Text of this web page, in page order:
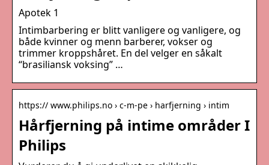
Apotek 1
Intimbarbering er blitt vanligere og vanligere, og
både kvinner og menn barberer, vokser og
trimmer kroppshåret. En del velger en såkalt
“brasiliansk voksing” …
https:// www.philips.no › c-m-pe › harfjerning › intim
Hårfjerning på intime områder I
Philips